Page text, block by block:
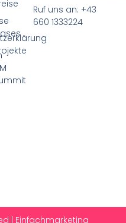
Ruf uns an: +43
660 1333224
| Einfachmarketing